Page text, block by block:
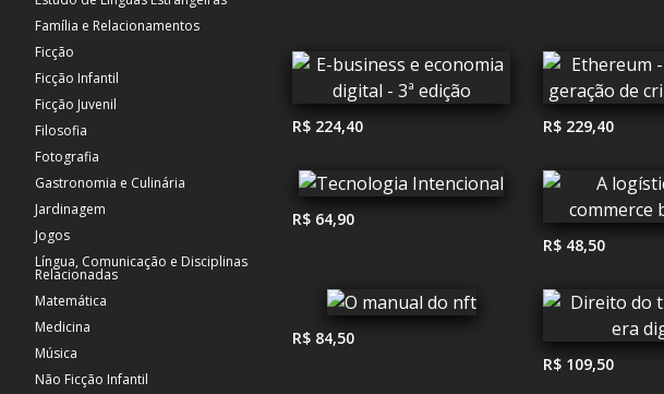
Família e Relacionamentos
Ficção
Ficção Infantil
Ficção Juvenil
Filosofia
Fotografia
Gastronomia e Culinária
Jardinagem
Jogos
Língua, Comunicação e Disciplinas
Relacionadas
Matemática
Medicina
Música
Não Ficção Infantil
R$ 224,40 R$ 229,40
R$ 64,90
R$ 48,50
R$ 84,50
R$ 109,50